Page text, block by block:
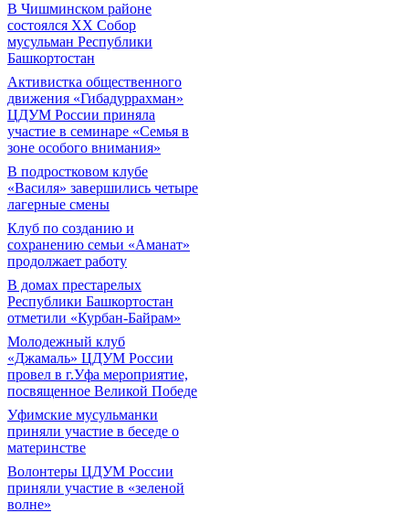
В Чишминском районе
состоялся XX Собор
мусульман Республики
Башкортостан
Активистка общественного
движения «Гибадуррахман»
ЦДУМ России приняла
участие в семинаре «Семья в
зоне особого внимания»
В подростковом клубе
«Василя» завершились четыре
лагерные смены
Клуб по созданию и
сохранению семьи «Аманат»
продолжает работу
В домах престарелых
Республики Башкортостан
отметили «Курбан-Байрам»
Молодежный клуб
«Джамаль» ЦДУМ России
провел в г.Уфа мероприятие,
посвященное Великой Победе
Уфимские мусульманки
приняли участие в беседе о
материнстве
Волонтеры ЦДУМ России
приняли участие в «зеленой
волне»